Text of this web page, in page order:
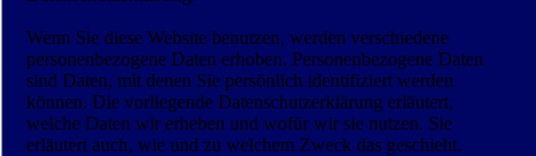
Wenn Sie diese Website benutzen, werden verschiedene
personenbezogene Daten erhoben. Personenbezogene Daten
sind Daten, mit denen Sie persönlich identifiziert werden
können. Die vorliegende Datenschutzerklärung erläutert,
welche Daten wir erheben und wofür wir sie nutzen. Sie
erläutert auch, wie und zu welchem Zweck das geschieht.